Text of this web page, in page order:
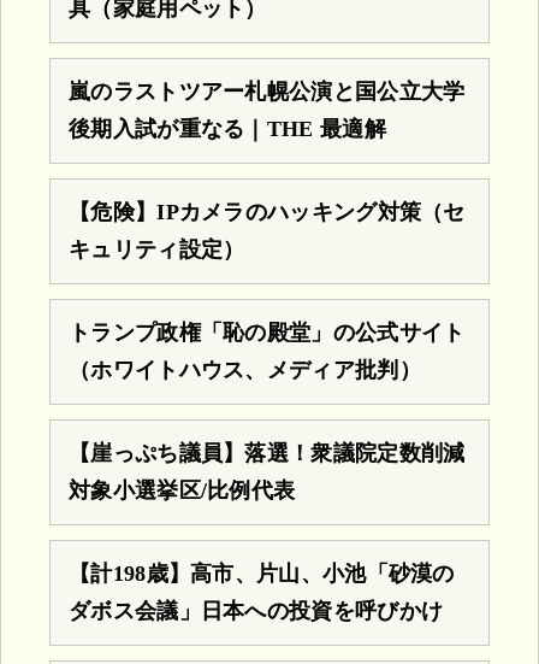
具（家庭用ペット）
嵐のラストツアー札幌公演と国公立大学
後期入試が重なる｜THE 最適解
【危険】IPカメラのハッキング対策（セ
キュリティ設定）
トランプ政権「恥の殿堂」の公式サイト
（ホワイトハウス、メディア批判）
【崖っぷち議員】落選！衆議院定数削減
対象小選挙区/比例代表
【計198歳】高市、片山、小池「砂漠の
ダボス会議」日本への投資を呼びかけ